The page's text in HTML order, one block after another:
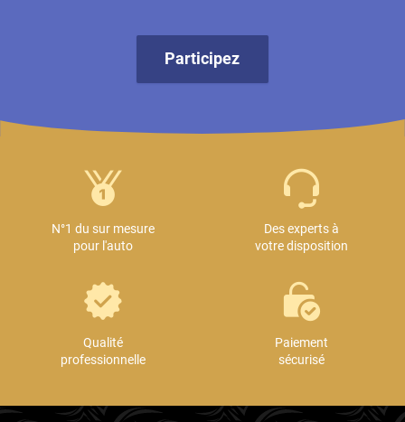
Participez
N°1 du sur mesure
pour l'auto
Des experts à
votre disposition
Qualité
professionnelle
Paiement
sécurisé